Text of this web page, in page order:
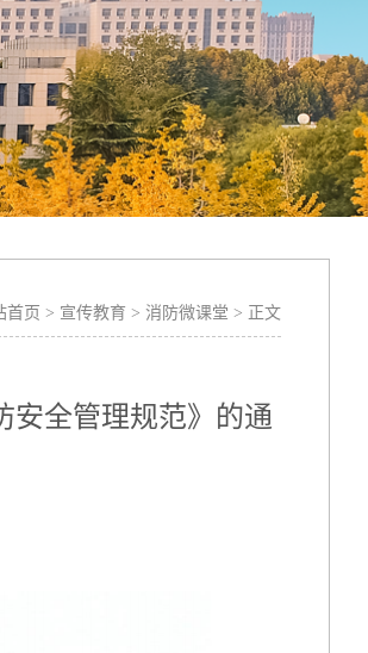
首页 > 宣传教育 > 消防微课堂 > 正文
安全管理规范》的通